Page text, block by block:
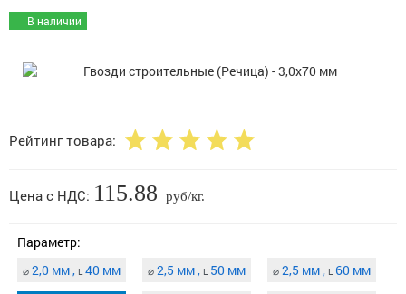
В наличии
Рейтинг товара:
Цена с НДС: 115.88 руб/кг.
Параметр:
⌀2,0 мм , L40 мм ⌀2,5 мм , L50 мм ⌀2,5 мм , L60 мм